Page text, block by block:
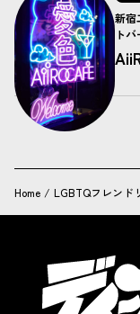
新宿
トバ
Home / LGBTQフレンド